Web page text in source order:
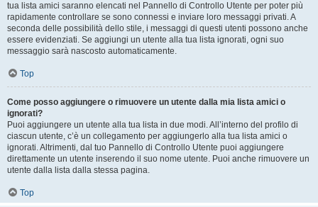
tua lista amici saranno elencati nel Pannello di Controllo Utente per poter più
rapidamente controllare se sono connessi e inviare loro messaggi privati. A
seconda delle possibilità dello stile, i messaggi di questi utenti possono anche
essere evidenziati. Se aggiungi un utente alla tua lista ignorati, ogni suo
messaggio sarà nascosto automaticamente.
Top
Come posso aggiungere o rimuovere un utente dalla mia lista amici o
ignorati?
Puoi aggiungere un utente alla tua lista in due modi. All’interno del profilo di
ciascun utente, c’è un collegamento per aggiungerlo alla tua lista amici o
ignorati. Altrimenti, dal tuo Pannello di Controllo Utente puoi aggiungere
direttamente un utente inserendo il suo nome utente. Puoi anche rimuovere un
utente dalla lista dalla stessa pagina.
Top